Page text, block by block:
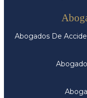
Abogados De